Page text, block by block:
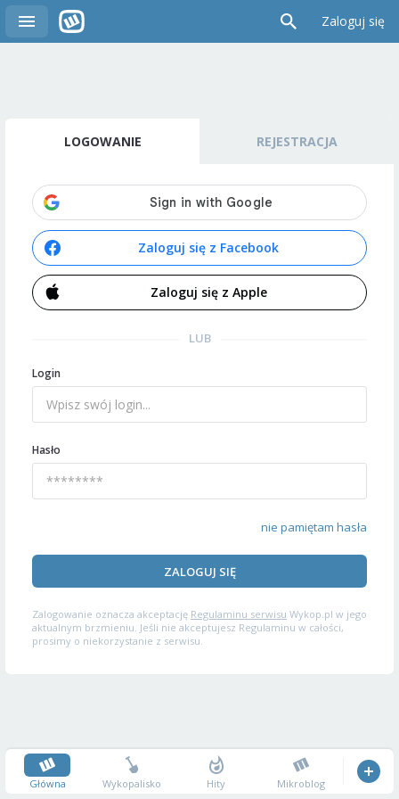
Zaloguj się
LOGOWANIE REJESTRACJA
Zaloguj się z Facebook
Zaloguj się z Apple
LUB
Login
Hasło
nie pamiętam hasła
ZALOGUJ SIĘ
Zalogowanie oznacza akceptację Regulaminu serwisu Wykop.pl w jego
aktualnym brzmieniu. Jeśli nie akceptujesz Regulaminu w całości,
prosimy o niekorzystanie z serwisu.
Główna Wykopalisko Hity Mikroblog